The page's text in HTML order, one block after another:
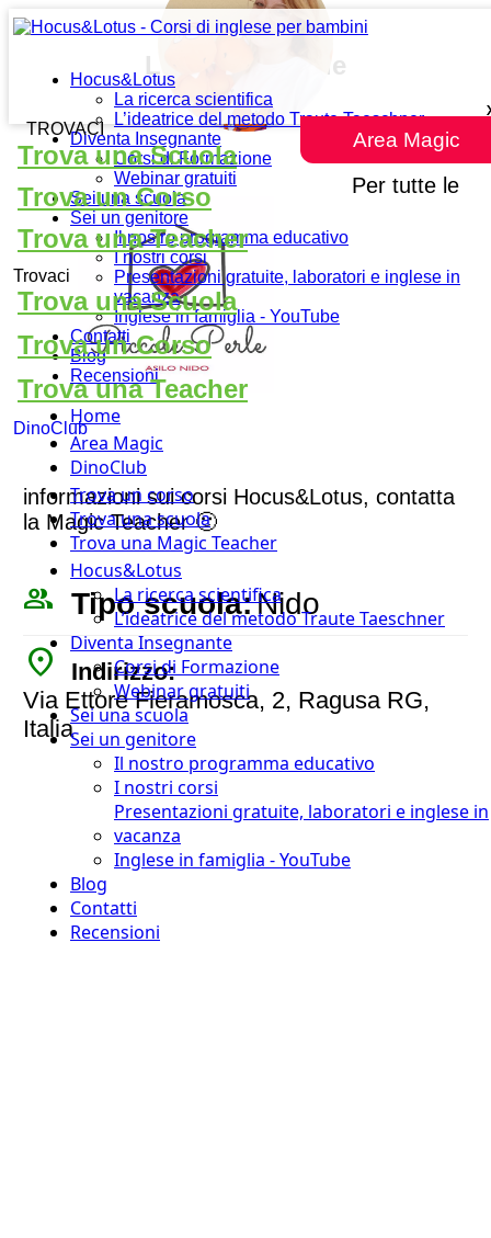
Hocus&Lotus
La ricerca scientifica
L’ideatrice del metodo Traute Taeschner
Diventa Insegnante
Corsi di Formazione
Webinar gratuiti
Sei una scuola
Sei un genitore
Il nostro programma educativo
I nostri corsi
Presentazioni gratuite, laboratori e inglese in
vacanza
Inglese in famiglia - YouTube
Contatti
Blog
Recensioni
Home
Area Magic
DinoClub
Trova un corso
Trova una scuola
Trova una Magic Teacher
Hocus&Lotus
La ricerca scientifica
L’ideatrice del metodo Traute Taeschner
Diventa Insegnante
Corsi di Formazione
Webinar gratuiti
Sei una scuola
Sei un genitore
Il nostro programma educativo
I nostri corsi
Presentazioni gratuite, laboratori e inglese in
vacanza
Inglese in famiglia - YouTube
Blog
Contatti
Recensioni
Area Magic
TROVACI
Trova una Scuola
Trova un Corso
Trova una Teacher
Trovaci
Trova una Scuola
Trova un Corso
Trova una Teacher
DinoClub
Le Piccole Perle
Per tutte le
informazioni sui corsi Hocus&Lotus, contatta
la Magic Teacher 🙂
people_outline Tipo scuola:Nido
place
Indirizzo:
Via Ettore Fieramosca, 2, Ragusa RG,
Italia